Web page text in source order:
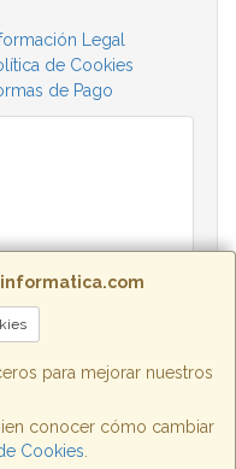
para mejorar nuestros
conocer cómo cambiar
Cookies
Legal
de Cookies
de Pago
- Tfno: